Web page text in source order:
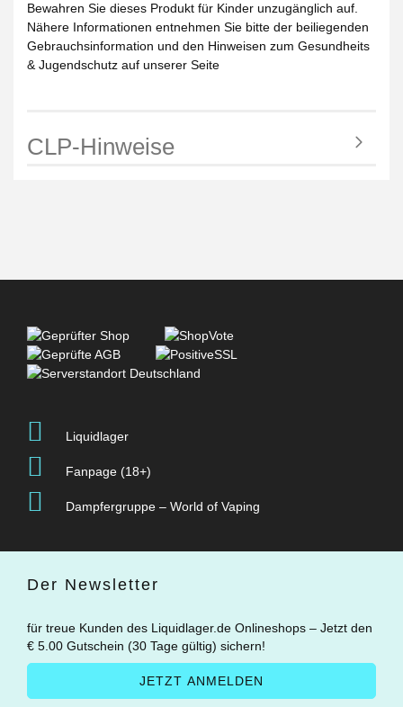
Bewahren Sie dieses Produkt für Kinder unzugänglich auf.
Nähere Informationen entnehmen Sie bitte der beiliegenden
Gebrauchsinformation und den Hinweisen zum Gesundheits
& Jugendschutz auf unserer Seite
CLP-Hinweise
Liquidlager
Fanpage (18+)
Dampfergruppe – World of Vaping
Der Newsletter
für treue Kunden des Liquidlager.de Onlineshops – Jetzt den
€ 5.00 Gutschein (30 Tage gültig) sichern!